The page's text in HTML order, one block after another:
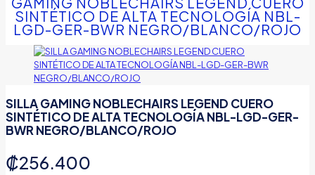
SINTÉTICO DE ALTA TECNOLOGÍA NBL-
LGD-GER-BWR NEGRO/BLANCO/ROJO
SILLA GAMING NOBLECHAIRS LEGEND CUERO
SINTÉTICO DE ALTA TECNOLOGÍA NBL-LGD-GER-
BWR NEGRO/BLANCO/ROJO
₡256.400